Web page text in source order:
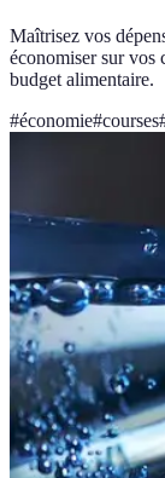
Maîtrisez vos
économiser sur vos
budget alimentaire.
#économie#courses